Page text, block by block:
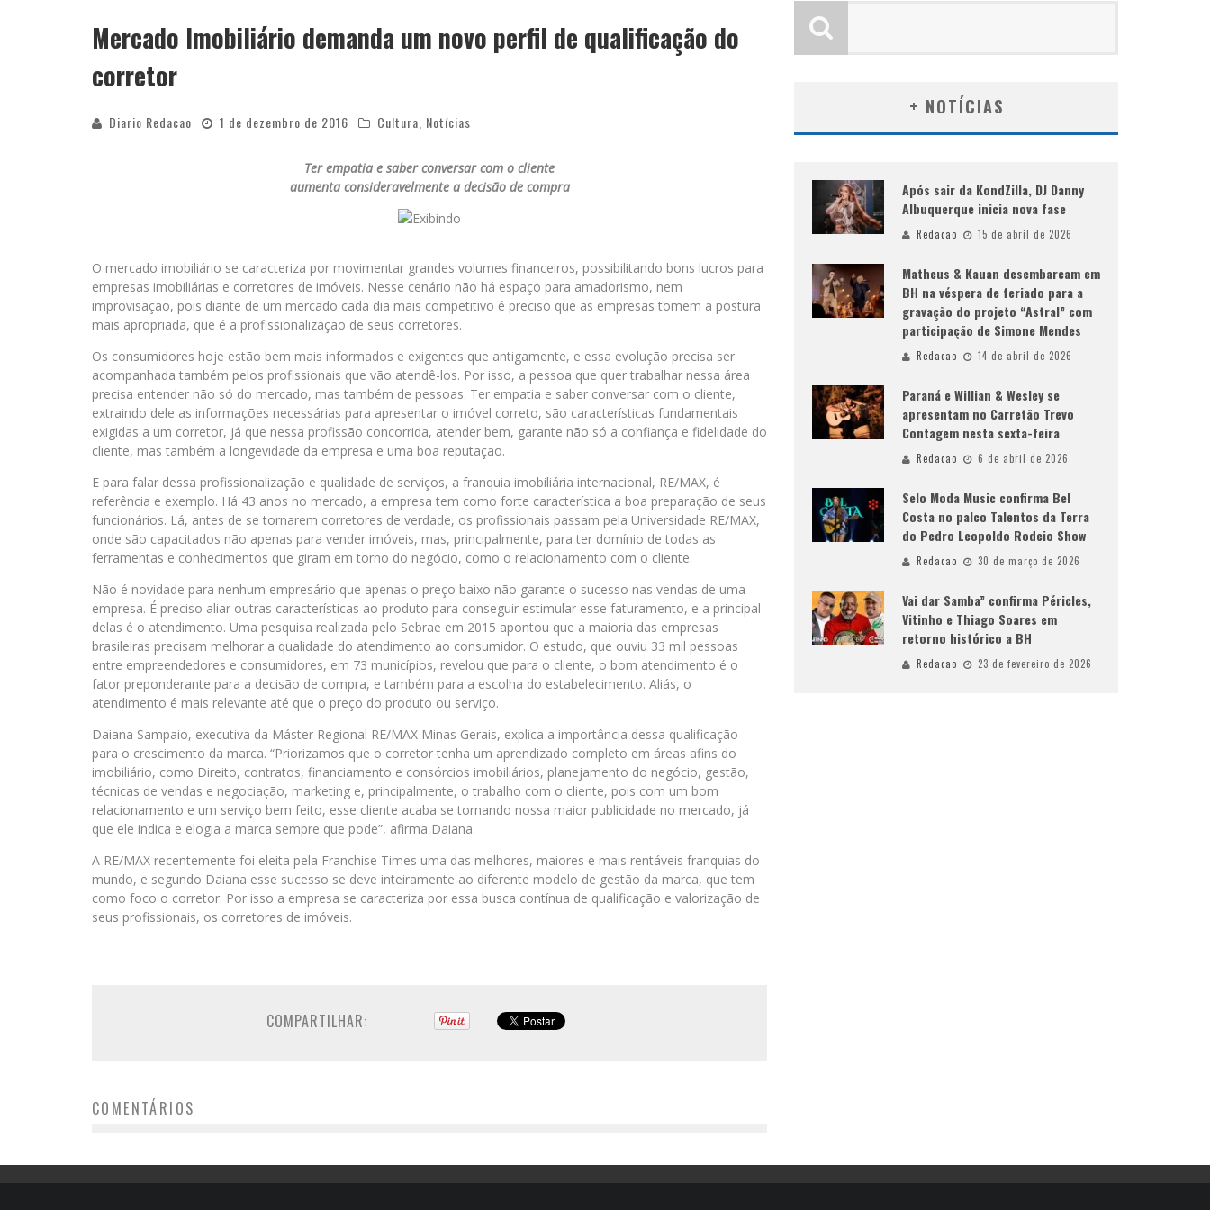
APÓS SAIR DA KONDZILLA, DJ DANNY ALBUQUERQUE INICIA NOVA FASE
Mercado Imobiliário demanda um novo perfil de qualificação do
corretor
Diario Redacao 1 de dezembro de 2016 Cultura Notícias
Ter empatia e saber conversar com o cliente
aumenta consideravelmente a decisão de compra
O mercado imobiliário se caracteriza por movimentar grandes volumes financeiros, possibilitando bons lucros para
empresas imobiliárias e corretores de imóveis. Nesse cenário não há espaço para amadorismo, nem
improvisação, pois diante de um mercado cada dia mais competitivo é preciso que as empresas tomem a postura
mais apropriada, que é a profissionalização de seus corretores.
Os consumidores hoje estão bem mais informados e exigentes que antigamente, e essa evolução precisa ser
acompanhada também pelos profissionais que vão atendê-los. Por isso, a pessoa que quer trabalhar nessa área
precisa entender não só do mercado, mas também de pessoas. Ter empatia e saber conversar com o cliente,
extraindo dele as informações necessárias para apresentar o imóvel correto, são características fundamentais
exigidas a um corretor, já que nessa profissão concorrida, atender bem, garante não só a confiança e fidelidade do
cliente, mas também a longevidade da empresa e uma boa reputação.
E para falar dessa profissionalização e qualidade de serviços, a franquia imobiliária internacional, RE/MAX, é
referência e exemplo. Há 43 anos no mercado, a empresa tem como forte característica a boa preparação de seus
funcionários. Lá, antes de se tornarem corretores de verdade, os profissionais passam pela Universidade RE/MAX,
onde são capacitados não apenas para vender imóveis, mas, principalmente, para ter domínio de todas as
ferramentas e conhecimentos que giram em torno do negócio, como o relacionamento com o cliente.
Não é novidade para nenhum empresário que apenas o preço baixo não garante o sucesso nas vendas de uma
empresa. É preciso aliar outras características ao produto para conseguir estimular esse faturamento, e a principal
delas é o atendimento. Uma pesquisa realizada pelo Sebrae em 2015 apontou que a maioria das empresas
brasileiras precisam melhorar a qualidade do atendimento ao consumidor. O estudo, que ouviu 33 mil pessoas
entre empreendedores e consumidores, em 73 municípios, revelou que para o cliente, o bom atendimento é o
fator preponderante para a decisão de compra, e também para a escolha do estabelecimento. Aliás, o
atendimento é mais relevante até que o preço do produto ou serviço.
Daiana Sampaio, executiva da Máster Regional RE/MAX Minas Gerais, explica a importância dessa qualificação
para o crescimento da marca. “Priorizamos que o corretor tenha um aprendizado completo em áreas afins do
imobiliário, como Direito, contratos, financiamento e consórcios imobiliários, planejamento do negócio, gestão,
técnicas de vendas e negociação, marketing e, principalmente, o trabalho com o cliente, pois com um bom
relacionamento e um serviço bem feito, esse cliente acaba se tornando nossa maior publicidade no mercado, já
que ele indica e elogia a marca sempre que pode”, afirma Daiana.
A RE/MAX recentemente foi eleita pela Franchise Times uma das melhores, maiores e mais rentáveis franquias do
mundo, e segundo Daiana esse sucesso se deve inteiramente ao diferente modelo de gestão da marca, que tem
como foco o corretor. Por isso a empresa se caracteriza por essa busca contínua de qualificação e valorização de
seus profissionais, os corretores de imóveis.
COMPARTILHAR:
COMENTÁRIOS
+ NOTÍCIAS
Após sair da KondZilla, DJ Danny
Albuquerque inicia nova fase
Redacao 15 de abril de 2026
Matheus & Kauan desembarcam em
BH na véspera de feriado para a
gravação do projeto “Astral” com
participação de Simone Mendes
Redacao 14 de abril de 2026
Paraná e Willian & Wesley se
apresentam no Carretão Trevo
Contagem nesta sexta-feira
Redacao 6 de abril de 2026
Selo Moda Music confirma Bel
Costa no palco Talentos da Terra
do Pedro Leopoldo Rodeio Show
Redacao 30 de março de 2026
Vai dar Samba” confirma Péricles,
Vitinho e Thiago Soares em
retorno histórico a BH
Redacao 23 de fevereiro de 2026